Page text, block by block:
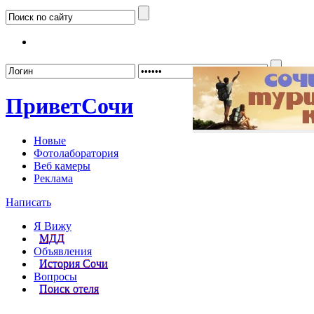
ПриветСочи
Новые
Фотолаборатория
Веб камеры
Реклама
Написать
Я Вижу
МДД
Объявления
История Сочи
Вопросы
Поиск отеля